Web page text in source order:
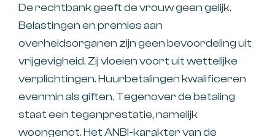
De rechtbank geeft de vrouw geen gelijk.
Belastingen en premies aan
overheidsorganen zijn geen bevoordeling uit
vrijgevigheid. Zij vloeien voort uit wettelijke
verplichtingen. Huurbetalingen kwalificeren
evenmin als giften. Tegenover de betaling
staat een tegenprestatie, namelijk
woongenot. Het ANBI-karakter van de